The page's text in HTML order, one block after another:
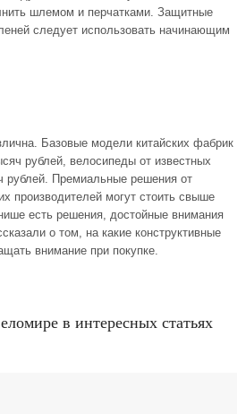
шлемом и перчатками. Защитные
следует использовать начинающим
Базовые модели китайских фабрик
рублей, велосипеды от известных
рублей. Премиальные решения от
производителей могут стоить свыше
есть решения, достойные внимания
о том, на какие конструктивные
внимание при покупке.
в интересных статьях